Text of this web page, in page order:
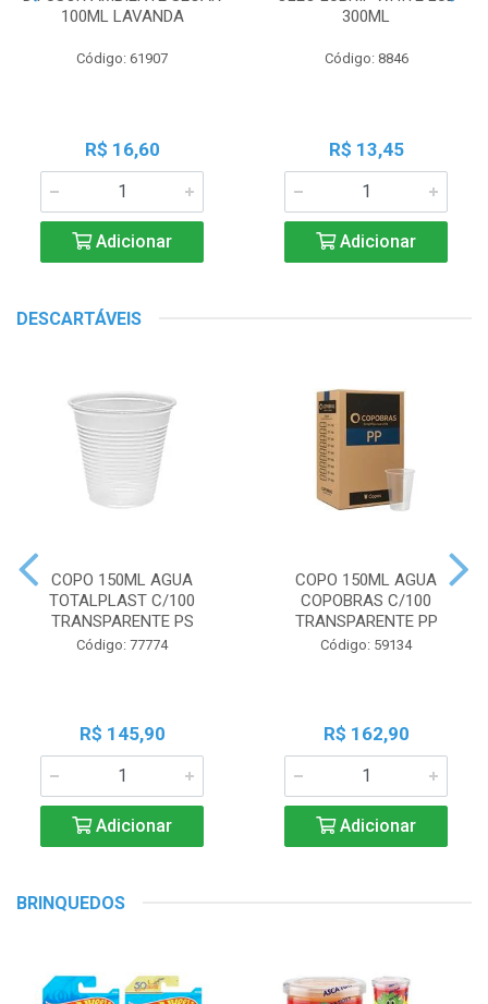
100ML LAVANDA
Código: 61907
R$ 16,60
Adicionar
300ML
Código: 8846
R$ 13,45
Adicionar
DESCARTÁVEIS
COPO 150ML AGUA
TOTALPLAST C/100
TRANSPARENTE PS
Código: 77774
R$ 145,90
Adicionar
COPO 150ML AGUA
COPOBRAS C/100
TRANSPARENTE PP
Código: 59134
R$ 162,90
Adicionar
BRINQUEDOS